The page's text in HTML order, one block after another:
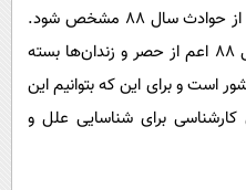
شود و سهم هر فرد، گروه و جریان از حوادث سال ۸۸ مشخص شود.
باید پرونده حوادث انتخابات در سال ۸۸ اعم از حصر و زندان‌ها بسته
است و برای این‌ که بتوانیم این
کارشناسی برای شناسایی علل و